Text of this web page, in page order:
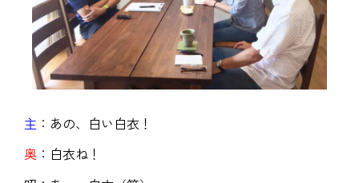
主 ：あの、白い白衣！
奥 ：白衣ね！